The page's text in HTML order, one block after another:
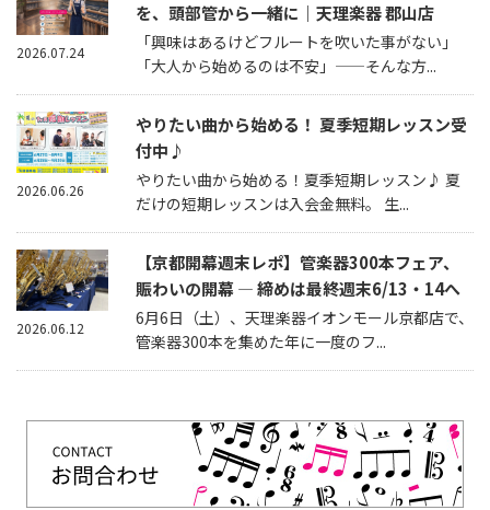
を、頭部管から一緒に｜天理楽器 郡山店
「興味はあるけどフルートを吹いた事がない」
「大人から始めるのは不安」——そんな方...
2026.07.24
やりたい曲から始める！ 夏季短期レッスン受
付中♪
やりたい曲から始める！夏季短期レッスン♪ 夏
だけの短期レッスンは入会金無料。 生...
2026.06.26
【京都開幕週末レポ】管楽器300本フェア、
賑わいの開幕 — 締めは最終週末6/13・14へ
6月6日（土）、天理楽器イオンモール京都店で、
管楽器300本を集めた年に一度のフ...
2026.06.12